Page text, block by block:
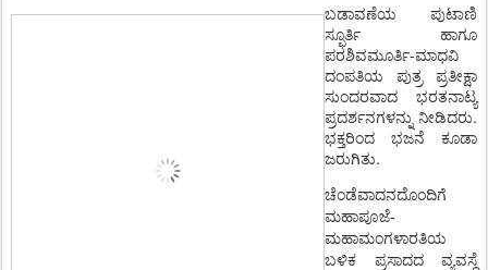
ಬಡಾವಣೆಯ ಪುಟಾಣಿ
ಸ್ಫೂರ್ತಿ ಹಾಗೂ
ಪರಶಿವಮೂರ್ತಿ-ಮಾಧವಿ
ದಂಪತಿಯ ಪುತ್ರ ಪ್ರತೀಕ್ಷಾ
ಸುಂದರವಾದ ಭರತನಾಟ್ಯ
ಪ್ರದರ್ಶನಗಳನ್ನು ನೀಡಿದರು.
ಭಕ್ತರಿಂದ ಭಜನೆ ಕೂಡಾ
ಜರುಗಿತು.
ಚೆಂಡೆವಾದನದೊಂದಿಗೆ
ಮಹಾಪೂಜೆ-
ಮಹಾಮಂಗಳಾರತಿಯ
ಬಳಿಕ ಪ್ರಸಾದದ ವ್ಯವಸ್ಥೆ